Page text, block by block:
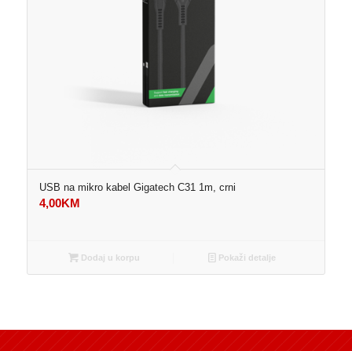
USB na mikro kabel Gigatech C31 1m, crni
4,00KM
Dodaj u korpu Pokaži detalje